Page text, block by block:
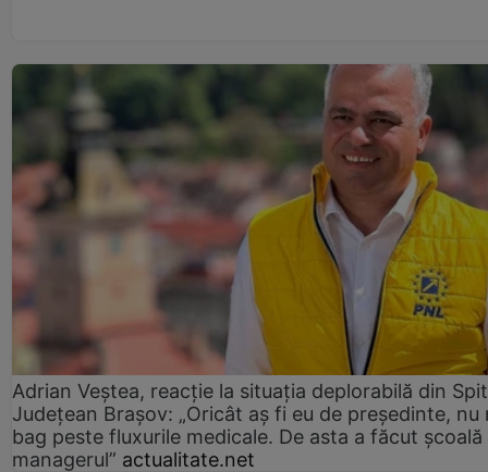
Adrian Veștea, reacție la situația deplorabilă din
Județean Brașov: „Oricât aș fi eu de președinte, nu
bag peste fluxurile medicale. De asta a făcut școală
managerul” actualitate.net